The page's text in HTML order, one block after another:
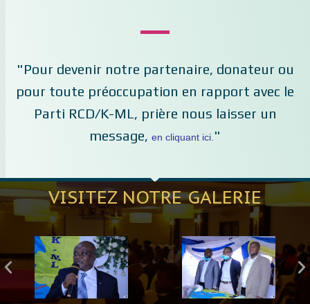
"Pour devenir notre partenaire, donateur ou
pour toute préoccupation en rapport avec le
Parti RCD/K-ML, prière nous laisser un
message, en cliquant ici."
VISITEZ NOTRE GALERIE